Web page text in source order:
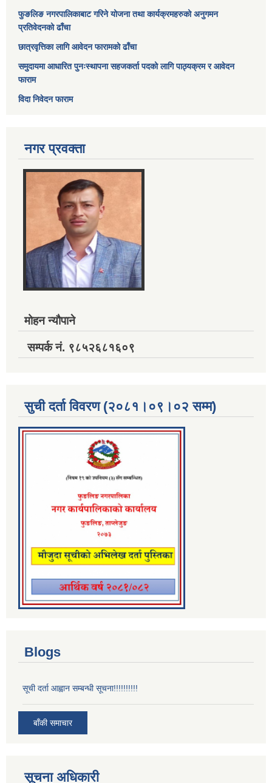
फुङलिङ नगरपालिकाबाट गरिने योजना तथा कार्यक्रमहरुको अनुगमन
प्रतिवेदनको ढाँचा
छात्रवृत्तिका लागि आवेदन फारामको ढाँचा
समुदायमा आधारित पुनःस्थापना सहजकर्ता पदको लागि पाठ्यक्रम र आवेदन
फाराम
विदा निवेदन फाराम
नगर प्रवक्ता
मोहन न्यौपाने
सम्पर्क नं. ९८५२६८१६०९
सुची दर्ता विवरण (२०८१।०९।०२ सम्म)
Blogs
सूची दर्ता आह्वान सम्बन्धी सूचना!!!!!!!!!!
बाँकी समाचार
सूचना अधिकारी